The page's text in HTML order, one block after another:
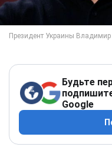
Будьте
Google